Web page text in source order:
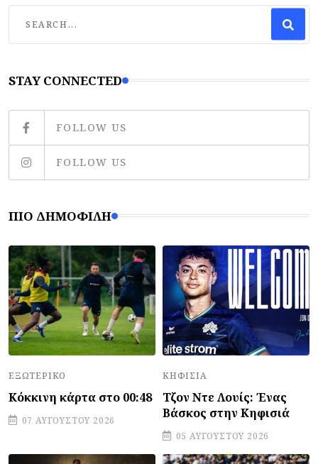
STAY CONNECTED
FOLLOW US
FOLLOW US
ΠΙΟ ΔΗΜΟΦΙΛΉ
ΕΞΩΤΕΡΙΚΌ
Κόκκινη κάρτα στο 00:48
07 ΑΥΓΟΎΣΤΟΥ 2026
ΚΗΦΙΣΙΆ
Τζον Ντε Λουίς: Ένας
Βάσκος στην Κηφισιά
05 ΑΥΓΟΎΣΤΟΥ 2026